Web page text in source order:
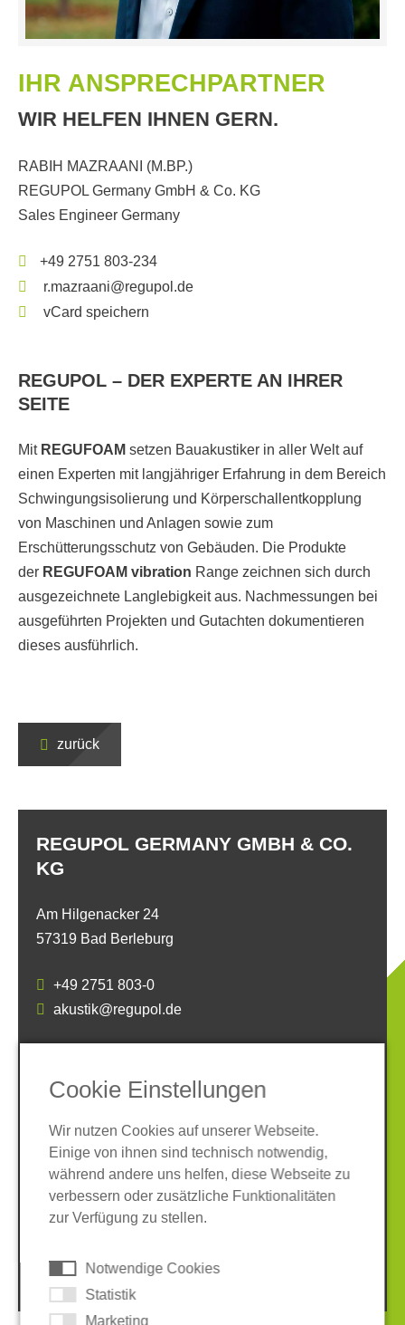
IHR ANSPRECHPARTNER
WIR HELFEN IHNEN GERN.
RABIH MAZRAANI (M.BP.)
REGUPOL Germany GmbH & Co. KG
Sales Engineer Germany
+49 2751 803-234
r.mazraani@regupol.de
vCard speichern
REGUPOL – DER EXPERTE AN IHRER
SEITE
Mit REGUFOAM setzen Bauakustiker in aller Welt auf
einen Experten mit langjähriger Erfahrung in dem Bereich
Schwingungsisolierung und Körperschallentkopplung
von Maschinen und Anlagen sowie zum
Erschütterungsschutz von Gebäuden. Die Produkte
der REGUFOAM vibration Range zeichnen sich durch
ausgezeichnete Langlebigkeit aus. Nachmessungen bei
ausgeführten Projekten und Gutachten dokumentieren
dieses ausführlich.
zurück
REGUPOL GERMANY GMBH & CO.
KG
Am Hilgenacker 24
57319 Bad Berleburg
+49 2751 803-0
akustik@regupol.de
SOCIAL MEDIA
© 2026 REGUPOL Germany GmbH & Co. KG
Cookie Einstellungen
Wir nutzen Cookies auf unserer Webseite.
Einige von ihnen sind technisch notwendig,
während andere uns helfen, diese Webseite zu
verbessern oder zusätzliche Funktionalitäten
zur Verfügung zu stellen.
Notwendige Cookies
Statistik
Marketing